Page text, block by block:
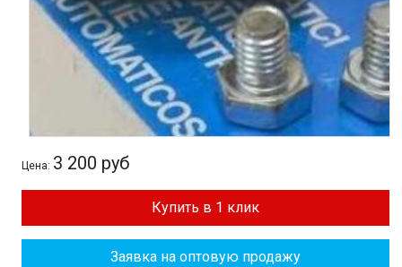
Цена: 3 200 руб
Купить в 1 клик
Заявка на оптовую продажу